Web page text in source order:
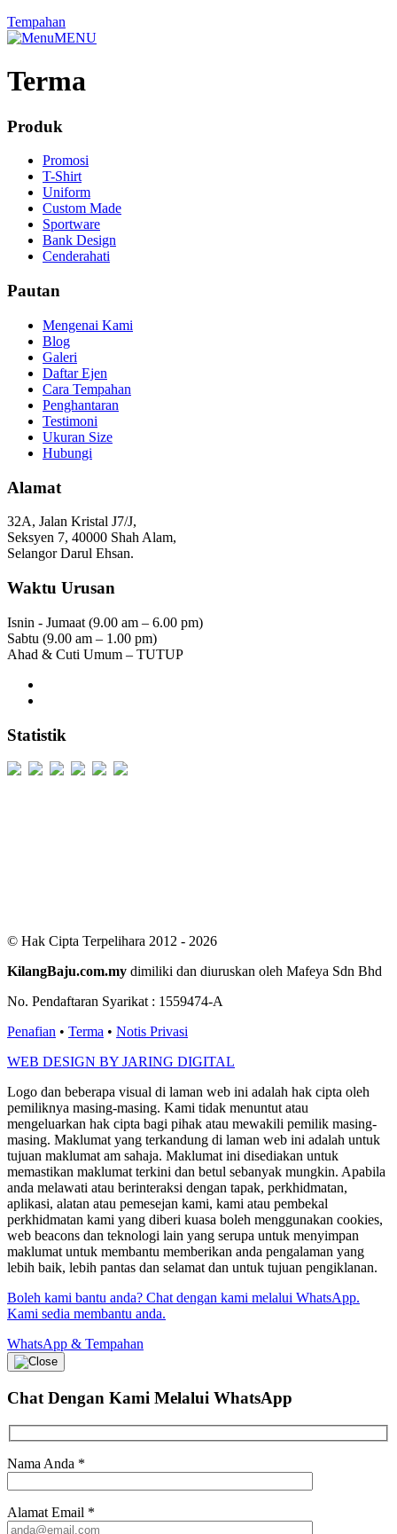
Tempahan
MENU
Terma
Produk
Promosi
T-Shirt
Uniform
Custom Made
Sportware
Bank Design
Cenderahati
Pautan
Mengenai Kami
Blog
Galeri
Daftar Ejen
Cara Tempahan
Penghantaran
Testimoni
Ukuran Size
Hubungi
Alamat
32A, Jalan Kristal J7/J,
Seksyen 7, 40000 Shah Alam,
Selangor Darul Ehsan.
Waktu Urusan
Isnin - Jumaat (9.00 am – 6.00 pm)
Sabtu (9.00 am – 1.00 pm)
Ahad & Cuti Umum – TUTUP
Statistik
© Hak Cipta Terpelihara 2012 - 2026
KilangBaju.com.my dimiliki dan diuruskan oleh Mafeya Sdn Bhd
No. Pendaftaran Syarikat : 1559474-A
Penafian • Terma • Notis Privasi
WEB DESIGN BY JARING DIGITAL
Logo dan beberapa visual di laman web ini adalah hak cipta oleh
pemiliknya masing-masing. Kami tidak menuntut atau
mengeluarkan hak cipta bagi pihak atau mewakili pemilik masing-
masing. Maklumat yang terkandung di laman web ini adalah untuk
tujuan maklumat am sahaja. Maklumat ini disediakan untuk
memastikan maklumat terkini dan betul sebanyak mungkin. Apabila
anda melawati atau berinteraksi dengan tapak, perkhidmatan,
aplikasi, alatan atau pemesejan kami, kami atau pembekal
perkhidmatan kami yang diberi kuasa boleh menggunakan cookies,
web beacons dan teknologi lain yang serupa untuk menyimpan
maklumat untuk membantu memberikan anda pengalaman yang
lebih baik, lebih pantas dan selamat dan untuk tujuan pengiklanan.
Boleh kami bantu anda? Chat dengan kami melalui WhatsApp.
Kami sedia membantu anda.
WhatsApp & Tempahan
Chat Dengan Kami Melalui WhatsApp
Nama Anda *
Alamat Email *